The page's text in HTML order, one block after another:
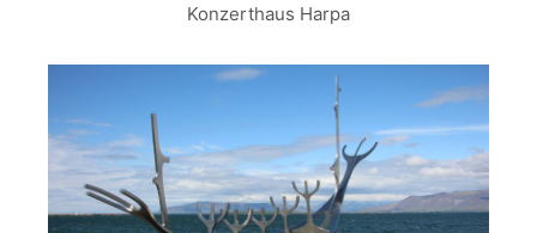
Konzerthaus Harpa